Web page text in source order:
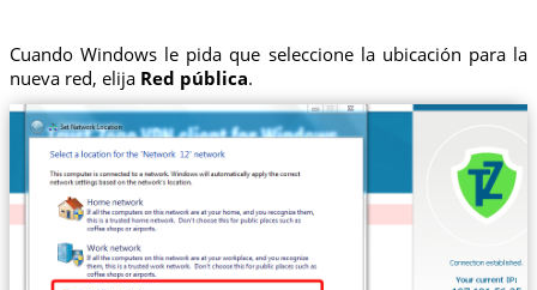
Cuando Windows le pida que seleccione la ubicación para la
nueva red, elija Red pública.